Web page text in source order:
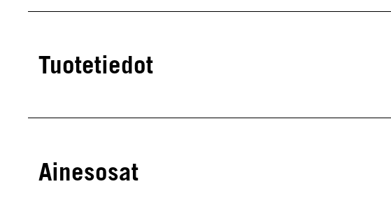
Tuotetiedot
Ainesosat